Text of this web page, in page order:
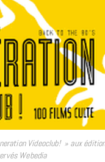
Videoclub! » aux
Webedia